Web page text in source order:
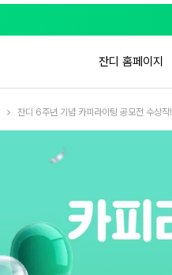
잔디 홈페이지
잔디 6주년 기념 카피라이팅 공모전 수상작!